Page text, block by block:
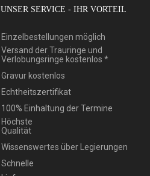
UNSER SERVICE - IHR VORTEIL
Einzelbestellungen möglich
Versand der Trauringe und
Verlobungsringe kostenlos *
Gravur kostenlos
Echtheitszertifikat
100% Einhaltung der Termine
Höchste
Qualität
Wissenswertes über Legierungen
Schnelle